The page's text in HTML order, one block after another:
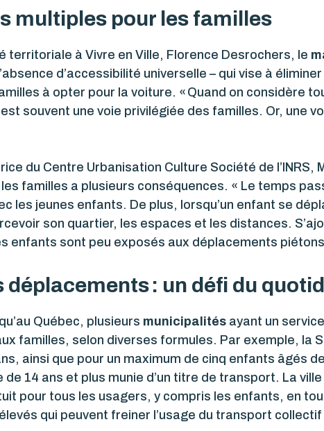
multiples pour les familles
territoriale à Vivre en Ville, Florence Desrochers, le
d’accessibilité universelle – qui vise à
à opter pour la voiture. « Quand on considère
souvent une voie privilégiée des familles. Or, une
du Centre Urbanisation Culture Société de l’INRS,
familles a plusieurs conséquences. « Le temps
les jeunes enfants. De plus, lorsqu’un enfant se
son quartier, les espaces et les distances.
enfants sont peu exposés aux déplacements
déplacements : un défi du
Québec, plusieurs municipalités ayant un
familles, selon diverses formules. Par exemple, la
ainsi que pour un maximum de cinq enfants âgés
14 ans et plus munie d’un titre de transport. La
pour tous les usagers, y compris les enfants, en
qui peuvent freiner l’usage du transport